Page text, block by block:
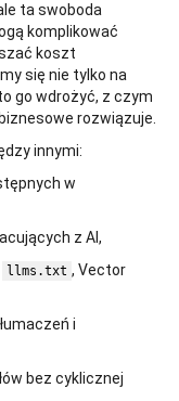
ta swoboda
komplikować
koszt
się nie tylko na
go wdrożyć, z czym
rozwiązuje.
innymi:
w
z AI,
llms.txt , Vector
i
bez cyklicznej